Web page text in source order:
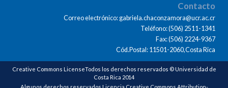
Contacto
Correo electrónico: gabriela.chaconzamora@ucr.ac.cr
Teléfono: (506) 2511-1341
Fax: (506) 2224-9367
Cód.Postal: 11501-2060,Costa Rica
Creative Commons LicenseTodos los derechos reservados © Universidad de
Costa Rica 2014